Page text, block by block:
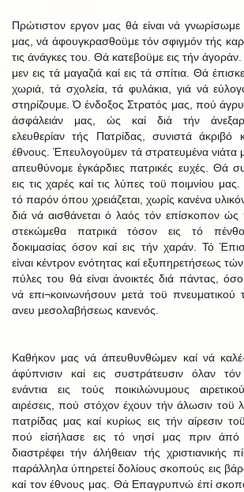
Πρώτιστον εργον μας θά είναι νά γνωρίσωμε
μας, νά άφουγκρασθοϋμε τόν σφιγμόν τής
τις άνάγκες του. Θά κατεβοϋμε εις τήν
μεν εις τά μαγαζιά καί εις τά σπίτια. Θά
χωριά, τά σχολεία, τά φυλάκια, γιά νά
στηρίζουμε. Ό ένδοξος Στρατός μας, πού
άσφάλειάν μας, ώς καί διά τήν
ελευθερίαν τής Πατρίδας, συνιστά άκριβό
έθνους. Έπευλογοϋμεν τά στρατευμένα νιάτα
απευθύνομε έγκάρδιες πατρικές ευχές. Θά
εις τις χαρές καί τις λύπες τοϋ ποιμνίου
τό παρόν όπου χρειάζεται, χωρίς κανένα
διά νά αισθάνεται ό λαός τόν επίσκοπον
στεκώμεθα πατρικά τόσον εις τό
δοκιμασίας όσον καί εις τήν χαράν. Τό
είναι κέντρον ενότητας καί εξυπηρετήσεως
πύλες του θά είναι άνοικτές διά πάντας,
νά επι¬κοινωνήσουν μετά τοϋ πνευματικού
ανευ μεσολαβήσεως κανενός.
Καθήκον μας νά άπευθυνθώμεν καί νά
άφύπνισιν καί εις συστράτευσιν όλαν
ενάντια εις τούς ποικιλώνυμους
αιρέσεις, πού στόχον έχουν τήν άλωσιν τοϋ
πατρίδας μας καί κυρίως εις τήν αίρεσιν τοϋ
πού είσήλασε εις τό νησί μας πριν άπό
διαστρέφει τήν άλήθειαν τής χριστιανικής
παράλληλα ύπηρετεί δολίους σκοπούς εις
καί τον έθνους μας. Θά Επαγρυπνώ έπί